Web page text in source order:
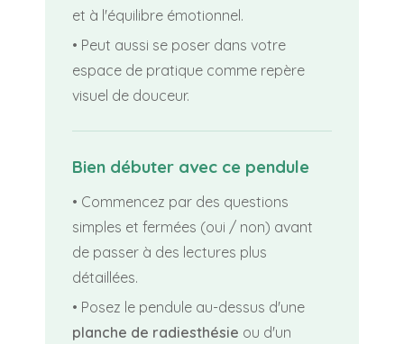
et à l'équilibre émotionnel.
• Peut aussi se poser dans votre
espace de pratique comme repère
visuel de douceur.
Bien débuter avec ce pendule
• Commencez par des questions
simples et fermées (oui / non) avant
de passer à des lectures plus
détaillées.
• Posez le pendule au-dessus d'une
planche de radiesthésie ou d'un